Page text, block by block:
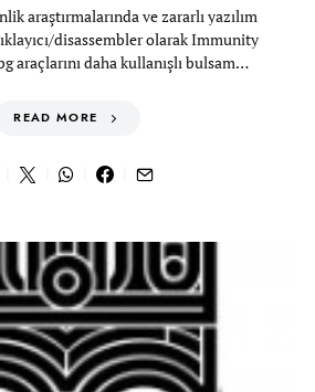
araştırmalarında ve zararlı yazılım
disassembler olarak Immunity
araçlarını daha kullanışlı bulsam…
READ MORE